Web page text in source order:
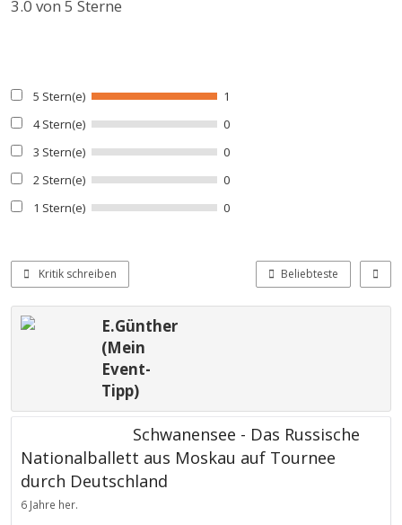
3.0 von 5 Sterne
5 Stern(e)
1
4 Stern(e)
0
3 Stern(e)
0
2 Stern(e)
0
1 Stern(e)
0
Kritik schreiben Beliebteste
E.Günther
(Mein
Event-
Tipp)
Schwanensee - Das Russische
Nationalballett aus Moskau auf Tournee
durch Deutschland
6 Jahre her.